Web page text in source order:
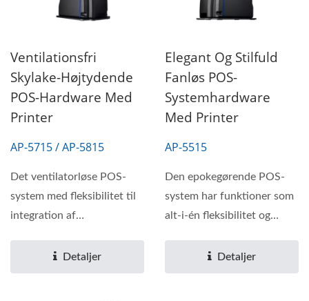
Ventilationsfri
Skylake-Højtydende
POS-Hardware Med
Printer
AP-5715 / AP-5815
Det ventilatorløse POS-
system med fleksibilitet til
integration af
baseret...
Detaljer
Elegant Og Stilfuld
Fanløs POS-
Systemhardware
Med Printer
AP-5515
Den epokegørende POS-
system har funktioner som
alt-i-én fleksibilitet og
Detaljer